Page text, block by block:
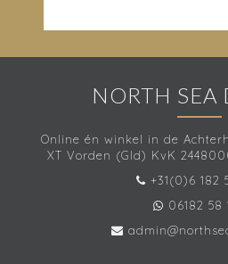
NORTH SEA
Online én winkel in de
XT Vorden (Gld) KvK
+31(0)6 182
06182 58